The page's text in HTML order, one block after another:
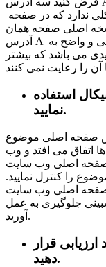
اصلی صفحه همان
آدرس A است. این موضوع ممکن است بسیار ابتدایی و واضح به
می باشد که بیشتر
استفاده
نمایید.
صفحه اصلی موضوع
اتفاق می افتد و وب
صفحه اصلی وب سایت
را کنترل نمایید.
صفحه اصلی وب سایت
جلوگیری به عمل
آورید.
قرار
دهید.